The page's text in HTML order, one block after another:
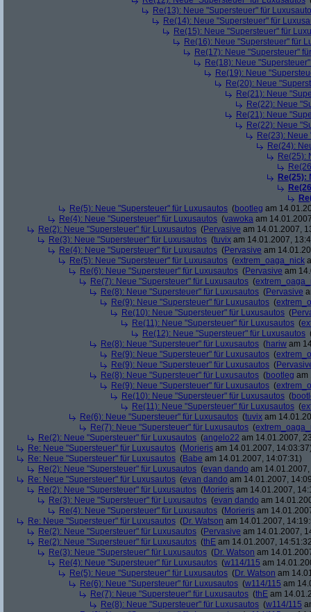
Re(13): Neue "Supersteuer" für
Re(14): Neue "Supersteuer" für
Re(15): Neue "Supersteuer" für
Re(16): Neue "Supersteuer" für
Re(17): Neue "Supersteuer"
Re(18): Neue
Re(19): Neue
Re(20): Neue
Re(21): Neue
Re(22): Neue
Re(21): Neue
Re(22): Neue
Re(23):
Re(24):
Re(25):
Re(25):
Re(5): Neue "Supersteuer" für Luxusautos (bootleg am
Re(4): Neue "Supersteuer" für Luxusautos (vawoka am
Re(2): Neue "Supersteuer" für Luxusautos (Pervasive am 14.01.2007,
Re(3): Neue "Supersteuer" für Luxusautos (tuvix am 14.01.2007,
Re(4): Neue "Supersteuer" für Luxusautos (Pervasive am
Re(5): Neue "Supersteuer" für Luxusautos (extrem_oaga_nick
Re(6): Neue "Supersteuer" für Luxusautos (Pervasive am
Re(7): Neue "Supersteuer" für Luxusautos (
Re(8): Neue "Supersteuer" für Luxusautos (Pervasive
Re(9): Neue "Supersteuer" für Luxusautos (
Re(10): Neue "Supersteuer" für Luxusautos (
Re(11): Neue "Supersteuer" für Luxusautos (
Re(12): Neue "Supersteuer" für Luxusautos
Re(8): Neue "Supersteuer" für Luxusautos (hariw am
Re(9): Neue "Supersteuer" für Luxusautos (
Re(9): Neue "Supersteuer" für Luxusautos (
Re(8): Neue "Supersteuer" für Luxusautos (bootleg am
Re(9): Neue "Supersteuer" für Luxusautos (
Re(10): Neue "Supersteuer" für Luxusautos (
Re(11): Neue "Supersteuer" für Luxusautos (
Re(6): Neue "Supersteuer" für Luxusautos (tuvix am
Re(7): Neue "Supersteuer" für Luxusautos (
Re(2): Neue "Supersteuer" für Luxusautos (angelo22 am 14.01.2007,
Re: Neue "Supersteuer" für Luxusautos (Morieris am 14.01.2007,
Re: Neue "Supersteuer" für Luxusautos (Babe am 14.01.2007, 14:07:31)
Re(2): Neue "Supersteuer" für Luxusautos (evan dando am
Re: Neue "Supersteuer" für Luxusautos (evan dando am 14.01.2007,
Re(2): Neue "Supersteuer" für Luxusautos (Morieris am 14.01.2007,
Re(3): Neue "Supersteuer" für Luxusautos (evan dando am
Re(4): Neue "Supersteuer" für Luxusautos (Morieris am
Re: Neue "Supersteuer" für Luxusautos (Dr. Watson am 14.01.2007,
Re(2): Neue "Supersteuer" für Luxusautos (Pervasive am 14.01.2007,
Re(2): Neue "Supersteuer" für Luxusautos (thE am 14.01.2007,
Re(3): Neue "Supersteuer" für Luxusautos (Dr. Watson am
Re(4): Neue "Supersteuer" für Luxusautos (w114/115 am
Re(5): Neue "Supersteuer" für Luxusautos (Dr. Watson am
Re(6): Neue "Supersteuer" für Luxusautos (w114/115 am
Re(7): Neue "Supersteuer" für Luxusautos (thE am
Re(8): Neue "Supersteuer" für Luxusautos (w114/115